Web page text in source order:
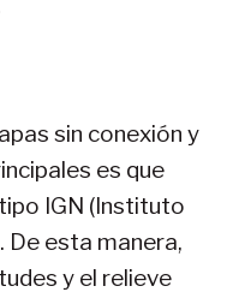
sin conexión y
es que
IGN (Instituto
De esta manera,
y el relieve